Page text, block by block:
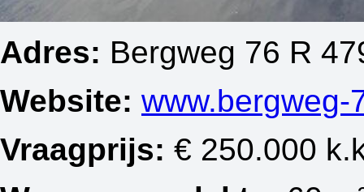
Adres: Bergweg 76 R
Website: www.bergweg-
Vraagprijs: € 250.000